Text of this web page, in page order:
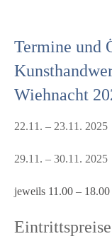
Termine und
Wiehnacht
22.11. – 23.11. 2025
29.11. – 30.11. 2025
jeweils 11.00 –